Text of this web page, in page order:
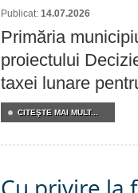
Publicat: 14.07.2026
Primăria
proiectului
taxei lunare
CITEŞTE MAI MULT...